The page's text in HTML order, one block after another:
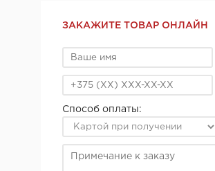
ЗАКАЖИТЕ ТОВАР ОНЛАЙН
Способ оплаты: